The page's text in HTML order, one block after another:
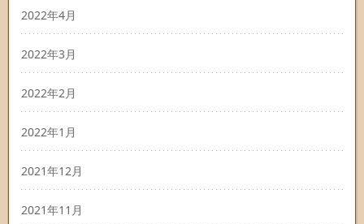
2022年4月
2022年3月
2022年2月
2022年1月
2021年12月
2021年11月